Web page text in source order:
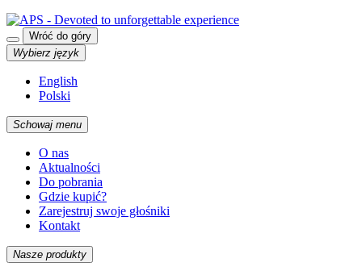
Wróć do góry
Wybierz język
English
Polski
Schowaj menu
O nas
Aktualności
Do pobrania
Gdzie kupić?
Zarejestruj swoje głośniki
Kontakt
Nasze produkty